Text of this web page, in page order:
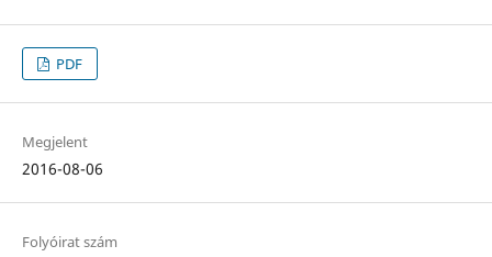
PDF
Megjelent
2016-08-06
Folyóirat szám